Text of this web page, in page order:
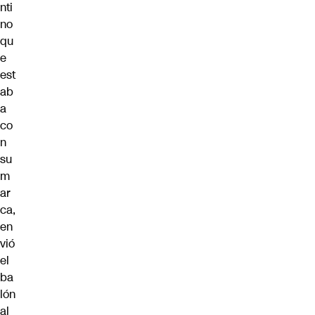
nti
no
qu
e
est
ab
a
co
n
su
m
ar
ca,
en
vió
el
ba
lón
al